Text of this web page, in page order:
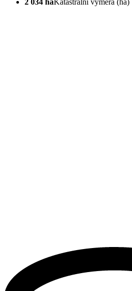
2 034 haKatastrální výmera (ha)